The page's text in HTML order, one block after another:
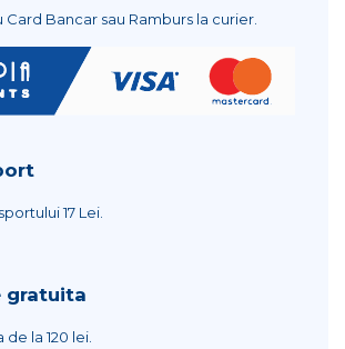
Card Bancar sau Ramburs la curier.
17 Lei.
gratuita
de la120 lei.